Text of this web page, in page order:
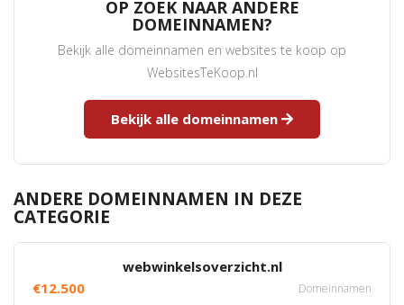
OP ZOEK NAAR ANDERE
DOMEINNAMEN?
Bekijk alle domeinnamen en websites te koop op
WebsitesTeKoop.nl
Bekijk alle domeinnamen
ANDERE DOMEINNAMEN IN DEZE
CATEGORIE
webwinkelsoverzicht.nl
€12.500
Domeinnamen